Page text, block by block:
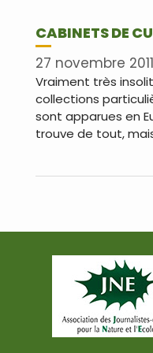
CABINETS DE
27 novembre 2011
Vraiment très
collections
sont apparues en
trouve de tout,